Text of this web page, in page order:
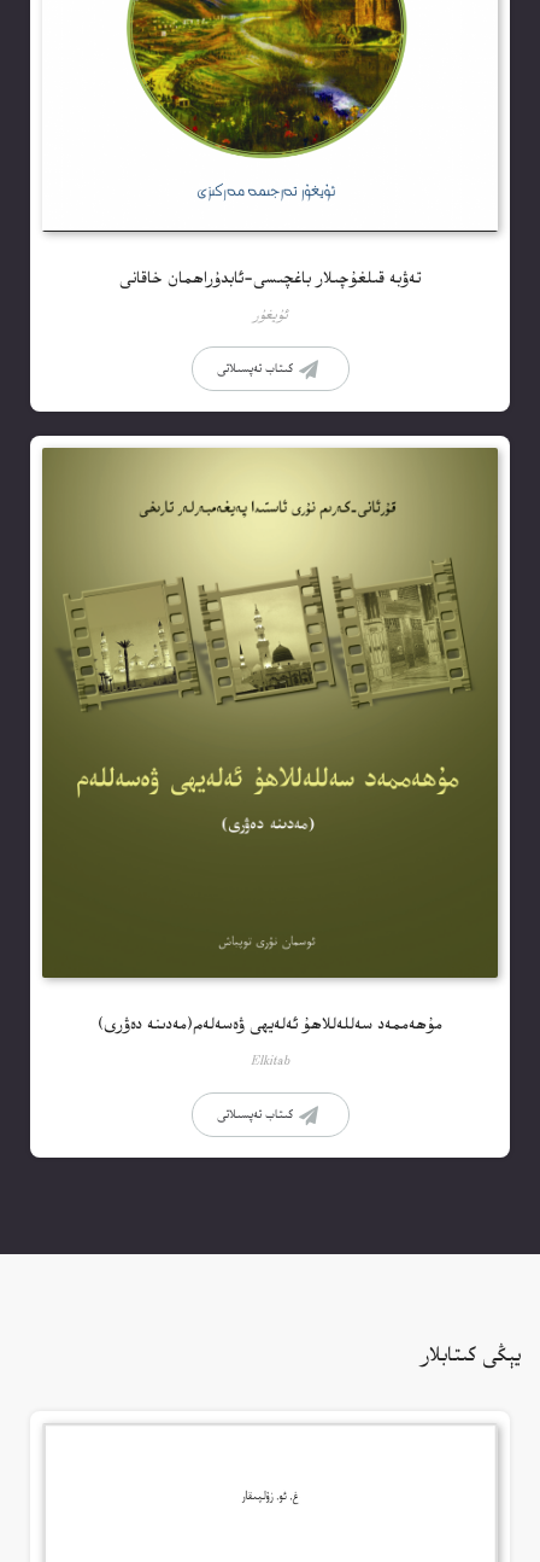
تەۋبە قىلغۇچىلار باغچىسى-ئابدۇراھمان خاقانى
ئۇيغۇر
كىتاب تەپسىلاتى
مۇھەممەد سەللەللاھۇ ئەلەيھى ۋەسەلەم(مەدىنە دەۋرى)
Elkitab
كىتاب تەپسىلاتى
يېڭى كىتابلار